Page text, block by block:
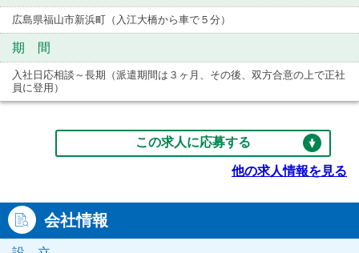
広島県福山市新浜町（入江大橋から車で５分）
期 間
入社日応相談～長期（派遣期間は３ヶ月、その後、双方合意の上で正社
員に登用）
この求人に応募する
他の求人情報を見る
会社情報